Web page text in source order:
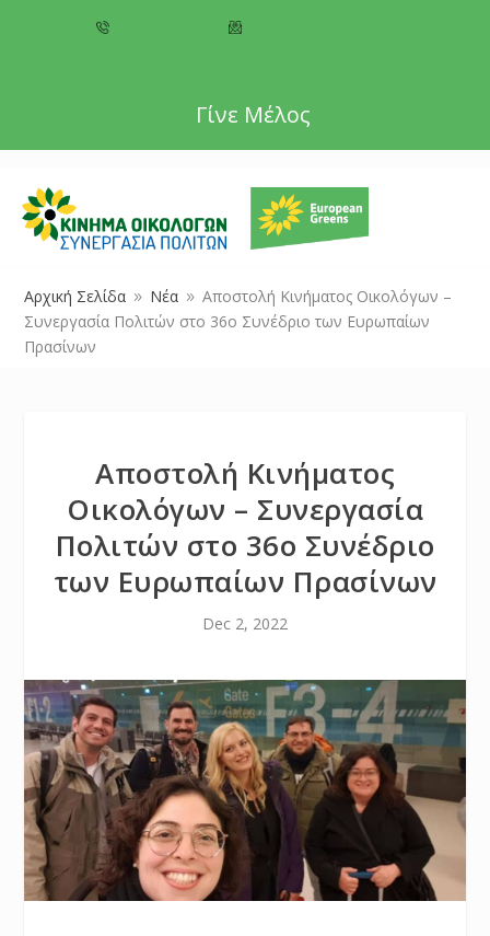
Γίνε Μέλος
Αρχική Σελίδα 9 Νέα 9 Αποστολή Κινήματος Οικολόγων –
Συνεργασία Πολιτών στο 36ο Συνέδριο των Ευρωπαίων
Πρασίνων
Αποστολή Κινήματος
Οικολόγων – Συνεργασία
Πολιτών στο 36ο Συνέδριο
των Ευρωπαίων Πρασίνων
Dec 2, 2022